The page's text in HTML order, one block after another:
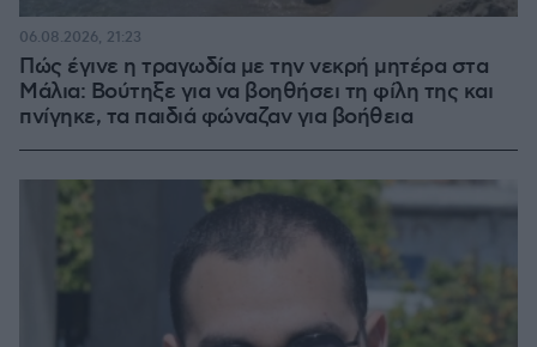
Πώς έγινε η τραγωδία με την νεκρή μητέρα στα
Μάλια: Βούτηξε για να βοηθήσει τη φίλη της και
πνίγηκε, τα παιδιά φώναζαν για βοήθεια
06.08.2026, 21:23